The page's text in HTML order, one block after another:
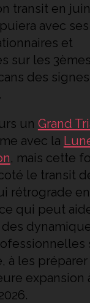
transit en
avec ses
et
sur les
des signes
un Grand
avec la
, mais cette
le transit
rétrograde en
qui peut
à les
expansion